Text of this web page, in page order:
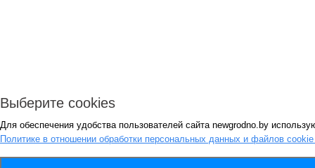
Выберите cookies
Для обеспечения удобства пользователей сайта newgrodno.by
Политике в отношении обработки персональных данных и файлов